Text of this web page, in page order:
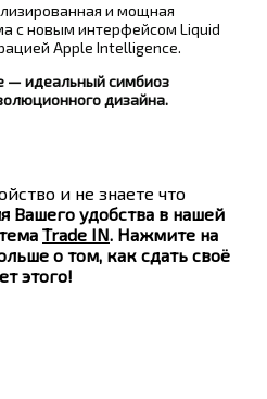
и мощная
с новым интерфейсом Liquid
Apple Intelligence.
— идеальный симбиоз
дизайна.
и не знаете что
Вашего удобства в нашей
Trade IN. Нажмите на
о том, как сдать своё
этого!